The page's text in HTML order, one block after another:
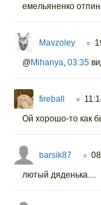
емельяненко
Mavzoley ○
@Mihanya 03:35
fireball ○
Ой хорошо-то как
barsik87 ○
лютый дяденька....